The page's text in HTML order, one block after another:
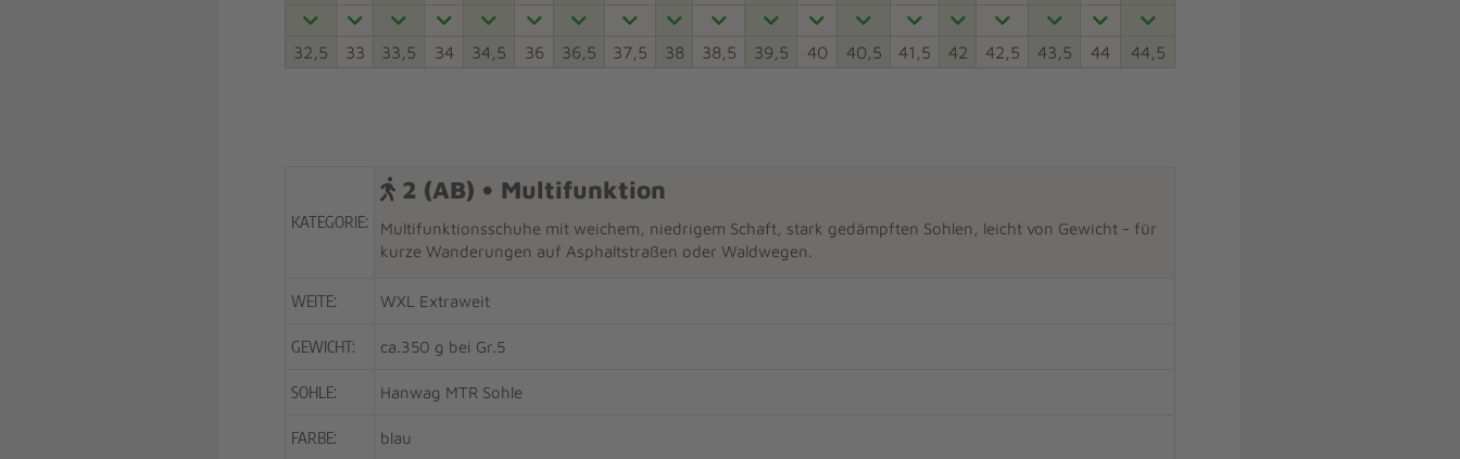
32,5 33 33,5 34 34,5 36 36,5 37,5 38 38,5 39,5 40 40,5 41,5 42 42,5 43,5 44 44,5
KATEGORIE:
2 (AB) • Multifunktion
Multifunktionsschuhe mit weichem, niedrigem Schaft, stark gedämpften Sohlen, leicht von Gewicht - für
kurze Wanderungen auf Asphaltstraßen oder Waldwegen.
WEITE: WXL Extraweit
GEWICHT: ca.350 g bei Gr.5
SOHLE: Hanwag MTR Sohle
FARBE: blau